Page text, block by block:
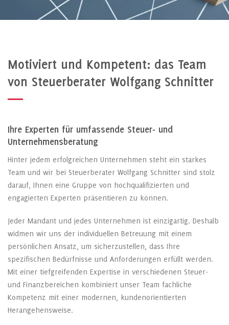
Motiviert und Kompetent: das Team
von Steuerberater Wolfgang Schnitter
Ihre Experten für umfassende Steuer- und
Unternehmensberatung
Hinter jedem erfolgreichen Unternehmen steht ein starkes
Team und wir bei Steuerberater Wolfgang Schnitter sind stolz
darauf, Ihnen eine Gruppe von hochqualifizierten und
engagierten Experten präsentieren zu können.
Jeder Mandant und jedes Unternehmen ist einzigartig. Deshalb
widmen wir uns der individuellen Betreuung mit einem
persönlichen Ansatz, um sicherzustellen, dass Ihre
spezifischen Bedürfnisse und Anforderungen erfüllt werden.
Mit einer tiefgreifenden Expertise in verschiedenen Steuer-
und Finanzbereichen kombiniert unser Team fachliche
Kompetenz mit einer modernen, kundenorientierten
Herangehensweise.